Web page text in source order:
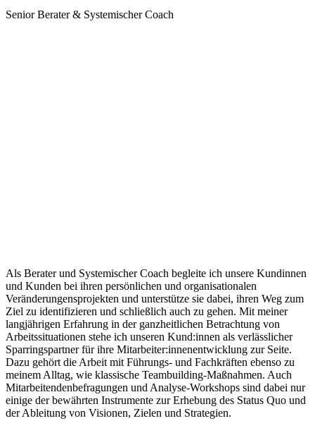
Senior Berater & Systemischer Coach
Als Berater und Systemischer Coach begleite ich unsere Kundinnen
und Kunden bei ihren persönlichen und organisationalen
Veränderungensprojekten und unterstütze sie dabei, ihren Weg zum
Ziel zu identifizieren und schließlich auch zu gehen. Mit meiner
langjährigen Erfahrung in der ganzheitlichen Betrachtung von
Arbeitssituationen stehe ich unseren Kund:innen als verlässlicher
Sparringspartner für ihre Mitarbeiter:innenentwicklung zur Seite.
Dazu gehört die Arbeit mit Führungs- und Fachkräften ebenso zu
meinem Alltag, wie klassische Teambuilding-Maßnahmen. Auch
Mitarbeitendenbefragungen und Analyse-Workshops sind dabei nur
einige der bewährten Instrumente zur Erhebung des Status Quo und
der Ableitung von Visionen, Zielen und Strategien.